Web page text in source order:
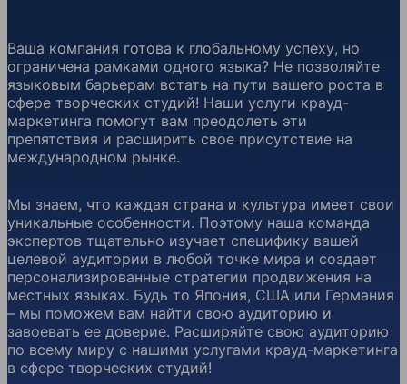
Ваша компания готова к глобальному успеху, но
ограничена рамками одного языка? Не позволяйте
языковым барьерам встать на пути вашего роста в
сфере творческих студий! Наши услуги крауд-
маркетинга помогут вам преодолеть эти
препятствия и расширить свое присутствие на
международном рынке.
Мы знаем, что каждая страна и культура имеет свои
уникальные особенности. Поэтому наша команда
экспертов тщательно изучает специфику вашей
целевой аудитории в любой точке мира и создает
персонализированные стратегии продвижения на
местных языках. Будь то Япония, США или Германия
– мы поможем вам найти свою аудиторию и
завоевать ее доверие. Расширяйте свою аудиторию
по всему миру с нашими услугами крауд-маркетинга
в сфере творческих студий!